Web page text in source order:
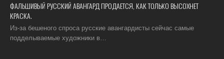
ФАЛЬШИВЫЙ РУССКИЙ АВАНГАРД ПРОДАЕТСЯ, КАК ТОЛЬКО ВЫСОХНЕТ
КРАСКА.
Из-за бешеного спроса русские авангардисты сейчас самые
подделываемые художники в…